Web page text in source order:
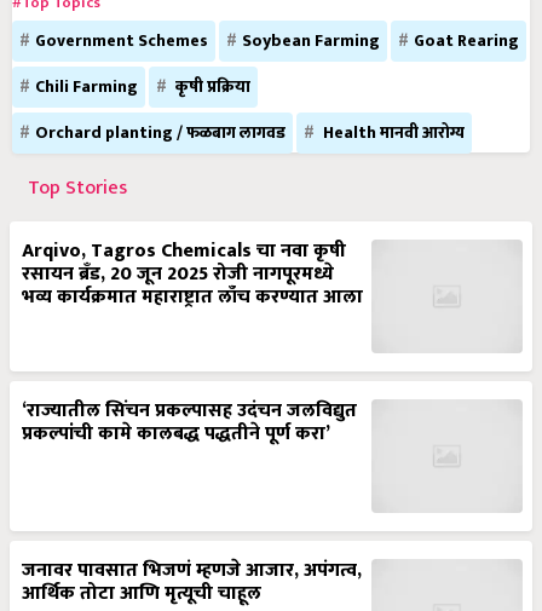
Government Schemes Soybean Farming
Goat Rearing
Chili Farming
कृषी प्रक्रिया
Orchard planting / फळबाग लागवड
Health मानवी आरोग्य
Top Stories
Arqivo, Tagros Chemicals चा नवा कृषी
रसायन ब्रँड, 20 जून 2025 रोजी नागपूरमध्ये
भव्य कार्यक्रमात महाराष्ट्रात लाँच करण्यात आला
‘राज्यातील सिंचन प्रकल्पासह उदंचन जलविद्युत
प्रकल्पांची कामे कालबद्ध पद्धतीने पूर्ण करा’
जनावर पावसात भिजणं म्हणजे आजार, अपंगत्व,
आर्थिक तोटा आणि मृत्यूची चाहूल